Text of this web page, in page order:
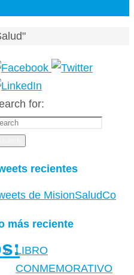
for:
recientes
de MisionSaludCo
más reciente
LIBRO
CONMEMORATIVO